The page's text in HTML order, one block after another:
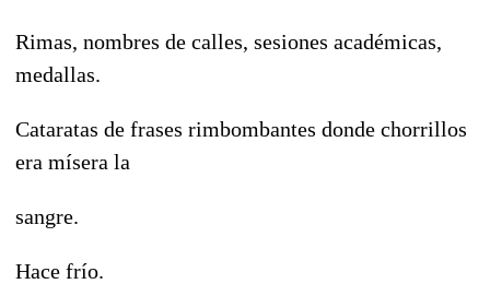
Rimas, nombres de calles, sesiones académicas,
medallas.
Cataratas de frases rimbombantes donde chorrillos
era mísera la
sangre.
Hace frío.